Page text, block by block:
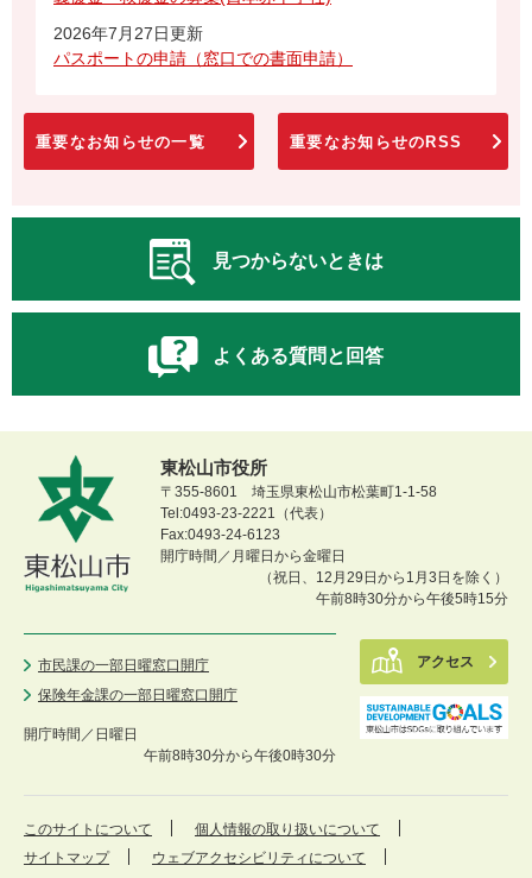
2026年7月27日更新
パスポートの申請（窓口での書面申請）
重要なお知らせの一覧 重要なお知らせのRSS
見つからないときは
よくある質問と回答
東松山市役所
〒355-8601 埼玉県東松山市松葉町1-1-58
Tel:0493-23-2221（代表）
Fax:0493-24-6123
開庁時間／月曜日から金曜日
（祝日、12月29日から1月3日を除く）
午前8時30分から午後5時15分
市民課の一部日曜窓口開庁
保険年金課の一部日曜窓口開庁
開庁時間／ 日曜日
午前8時30分から午後0時30分
アクセス
このサイトについて
個人情報の取り扱いについて
サイトマップ
ウェブアクセシビリティについて